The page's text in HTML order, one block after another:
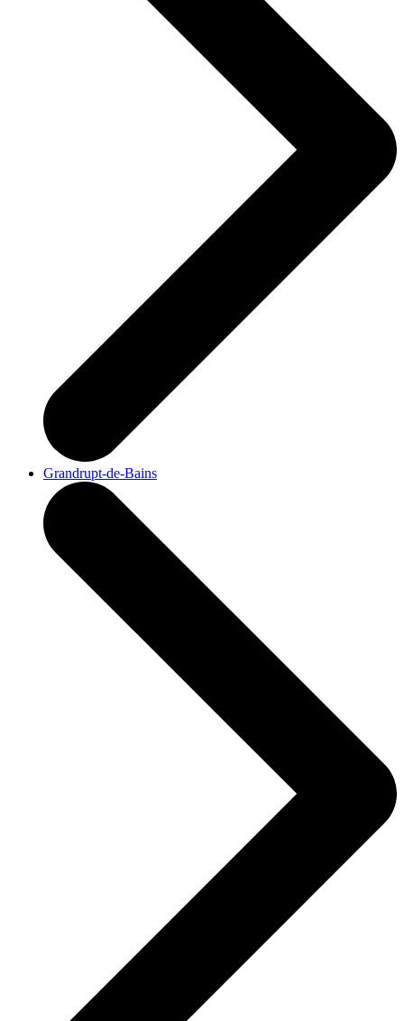
Grandrupt-de-Bains